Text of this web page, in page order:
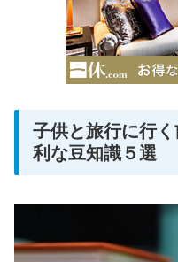
子供と旅行に行
利な豆知識５選